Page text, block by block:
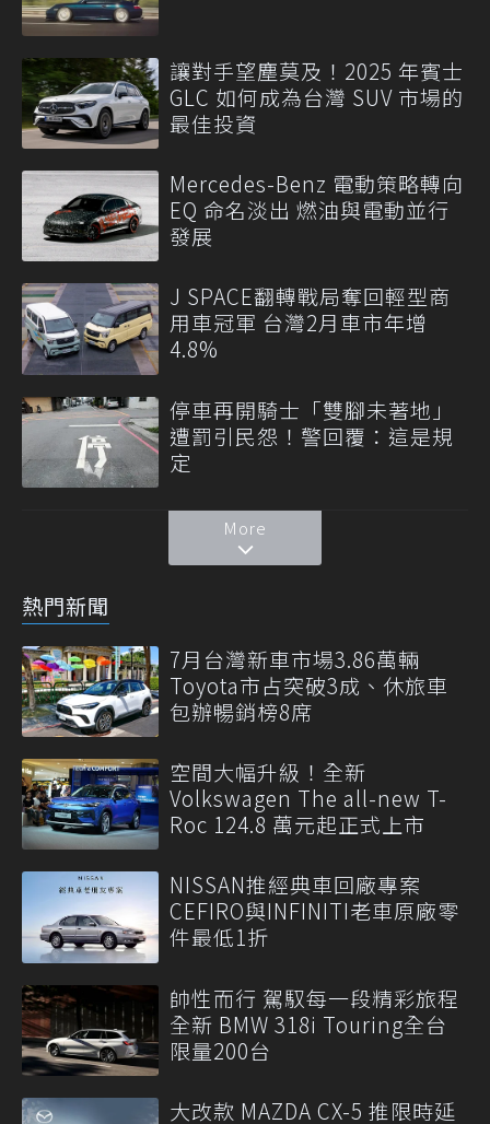
讓對手望塵莫及！2025 年賓士
GLC 如何成為台灣 SUV 市場的
最佳投資
Mercedes-Benz 電動策略轉向
EQ 命名淡出 燃油與電動並行
發展
J SPACE翻轉戰局奪回輕型商
用車冠軍 台灣2月車市年增
4.8%
停車再開騎士「雙腳未著地」
遭罰引民怨！警回覆：這是規
定
More
熱門新聞
7月台灣新車市場3.86萬輛
Toyota市占突破3成、休旅車
包辦暢銷榜8席
空間大幅升級！全新
Volkswagen The all-new T-
Roc 124.8 萬元起正式上市
NISSAN推經典車回廠專案
CEFIRO與INFINITI老車原廠零
件最低1折
帥性而行 駕馭每一段精彩旅程
全新 BMW 318i Touring全台
限量200台
大改款 MAZDA CX-5 推限時延